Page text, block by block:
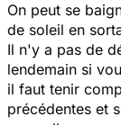
On peut se
de soleil en
Il n'y a pas de
lendemain si
il faut tenir
précédentes et